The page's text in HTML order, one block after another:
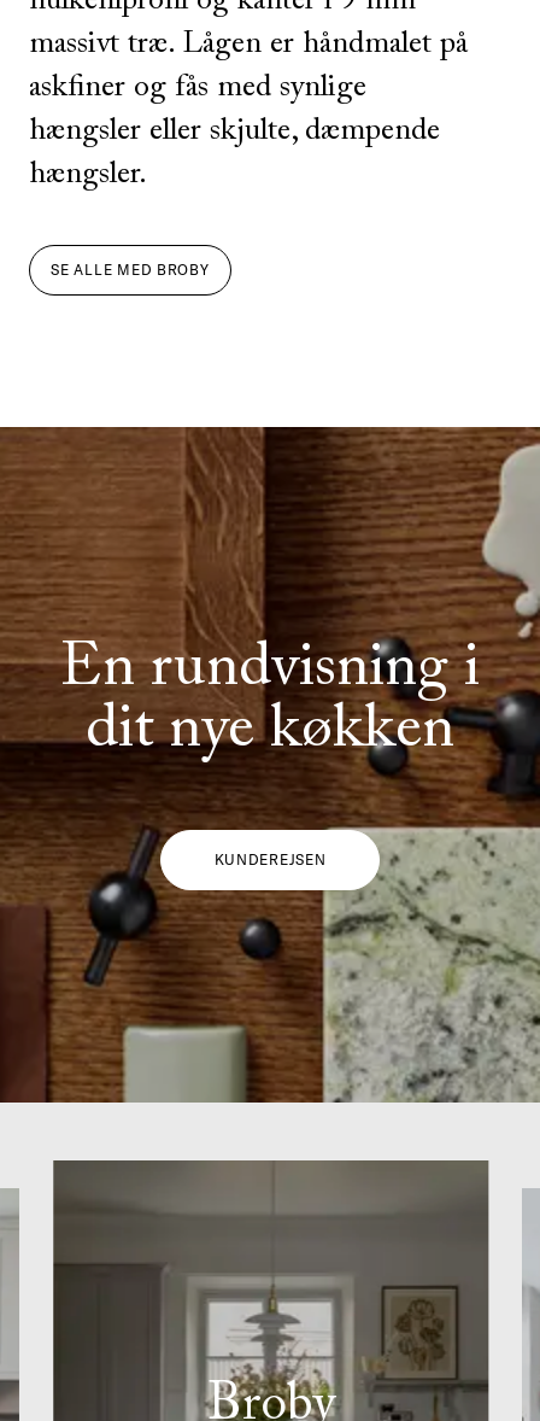
massivt træ. Lågen er håndmalet på
askfiner og fås med synlige
hængsler eller skjulte, dæmpende
hængsler.
SE ALLE MED BROBY
En rundvisning i
dit nye køkken
KUNDEREJSEN
Broby